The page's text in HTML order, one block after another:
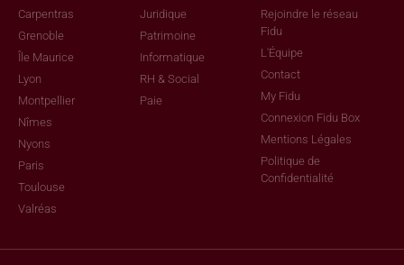
Carpentras
Grenoble
Île Maurice
Lyon
Montpellier
Nîmes
Nyons
Paris
Toulouse
Valréas
Juridique
Patrimoine
Informatique
RH & Social
Paie
Rejoindre le réseau
Fidu
L'Équipe
Contact
My Fidu
Connexion Fidu Box
Mentions Légales
Politique de
Confidentialité